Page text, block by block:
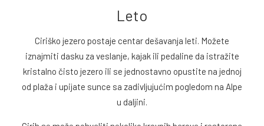
Leto
Ciriško jezero postaje centar dešavanja leti. Možete
iznajmiti dasku za veslanje, kajak ili pedaline da istražite
kristalno čisto jezero ili se jednostavno opustite na jednoj
od plaža i upijate sunce sa zadivljujućim pogledom na Alpe
u daljini.